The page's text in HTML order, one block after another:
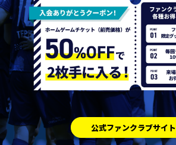
公式ファンクラブサイト